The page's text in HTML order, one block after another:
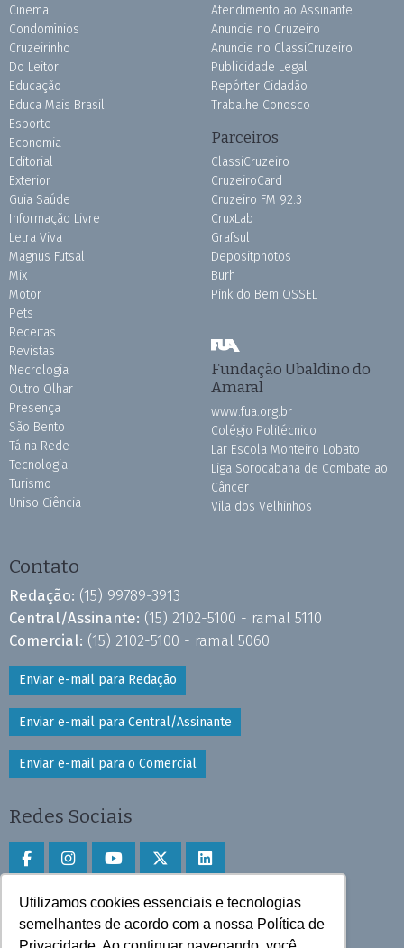
Utilizamos cookies essenciais e tecnologias
semelhantes de acordo com a nossa Política de
Cinema
Condomínios
Cruzeirinho
Do Leitor
Educação
Educa Mais Brasil
Esporte
Economia
Editorial
Exterior
Guia Saúde
Informação Livre
Letra Viva
Magnus Futsal
Mix
Motor
Pets
Receitas
Revistas
Necrologia
Outro Olhar
Presença
São Bento
Tá na Rede
Tecnologia
Turismo
Uniso Ciência
Atendimento ao Assinante
Anuncie no Cruzeiro
Anuncie no ClassiCruzeiro
Publicidade Legal
Repórter Cidadão
Trabalhe Conosco
Parceiros
ClassiCruzeiro
CruzeiroCard
Cruzeiro FM 92.3
CruxLab
Grafsul
Depositphotos
Burh
Pink do Bem OSSEL
Fundação Ubaldino do
Amaral
www.fua.org.br
Colégio Politécnico
Lar Escola Monteiro Lobato
Liga Sorocabana de Combate ao
Câncer
Vila dos Velhinhos
Contato
Redação: (15) 99789-3913
Central/Assinante: (15) 2102-5100 - ramal 5110
Comercial: (15) 2102-5100 - ramal 5060
Enviar e-mail para Redação
Enviar e-mail para Central/Assinante
Enviar e-mail para o Comercial
Redes Sociais
Faça download do aplicativo